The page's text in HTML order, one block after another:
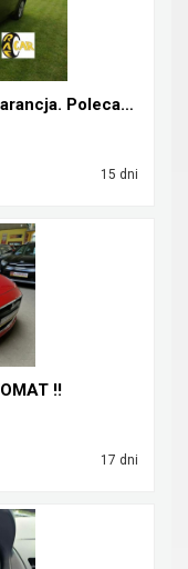
Mitsubishi Lancer z Niemiec. Gwarancja. Polecam !!...
15 dni
!!
17 dni